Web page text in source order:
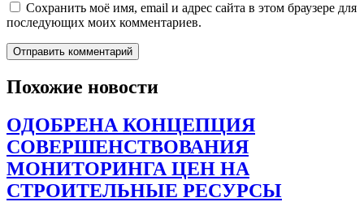
Сохранить моё имя, email и адрес сайта в этом браузере для
последующих моих комментариев.
Похожие новости
ОДОБРЕНА КОНЦЕПЦИЯ
СОВЕРШЕНСТВОВАНИЯ
МОНИТОРИНГА ЦЕН НА
СТРОИТЕЛЬНЫЕ РЕСУРСЫ